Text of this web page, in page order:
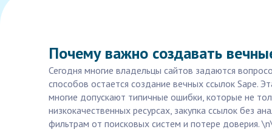
Почему важно создавать
Сегодня многие владельцы сайтов задаются
способов остается создание вечных ссылок Sape.
многие допускают типичные ошибки, которые не
низкокачественных ресурсах, закупка ссылок без
фильтрам от поисковых систем и потере доверия.